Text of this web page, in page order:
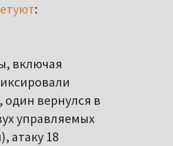
:
включая
один вернулся в
управляемых
атаку 18